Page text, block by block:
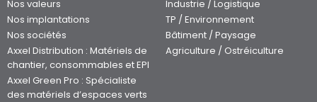
Nos valeurs
Nos implantations
Nos sociétés
Axxel Distribution : Matériels de
chantier, consommables et EPI
Axxel Green Pro : Spécialiste
des matériels d’espaces verts
Industrie / Logistique
TP / Environnement
Bâtiment / Paysage
Agriculture / Ostréiculture